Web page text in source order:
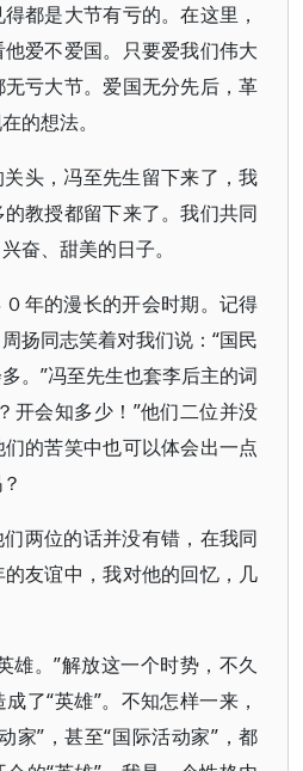
都是大节有亏的。在这里，
爱不爱国。只要爱我们伟大
亏大节。爱国无分先后，革
的想法。
头，冯至先生留下来了，我
教授都留下来了。我们共同
奋、甜美的日子。
年的漫长的开会时期。记得
扬同志笑着对我们说：“国民
。”冯至先生也套李后主的词
开会知多少！”他们二位并没
的苦笑中也可以体会出一点
两位的话并没有错，在我同
友谊中，我对他的回忆，几
雄。”解放这一个时势，不久
了“英雄”。不知怎样一来，
家”，甚至“国际活动家”，都